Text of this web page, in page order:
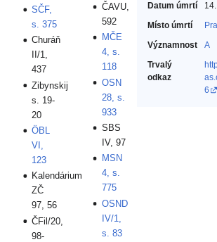
Datum úmrtí
Místo úmrtí
Významnost
A
Trvalý
odkaz
6
SČF,
s. 375
Churáň
II/1,
437
Zibynskij
s. 19-
20
ÖBL
VI,
123
Kalendárium
ZČ
97, 56
ČFil/20,
98-
ČAVU,
592
MČE
4, s.
118
OSN
28, s.
933
SBS
IV, 97
MSN
4, s.
775
OSND
IV/1,
s. 83